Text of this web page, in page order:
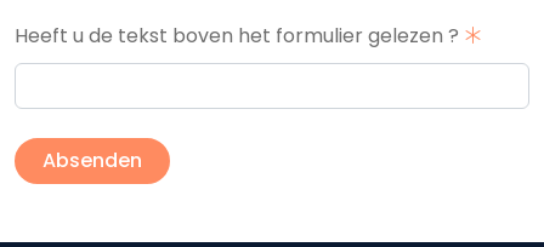
Heeft u de tekst boven het formulier gelezen ?